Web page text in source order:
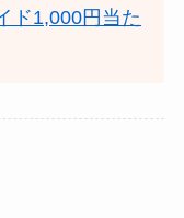
ド1,000円当た